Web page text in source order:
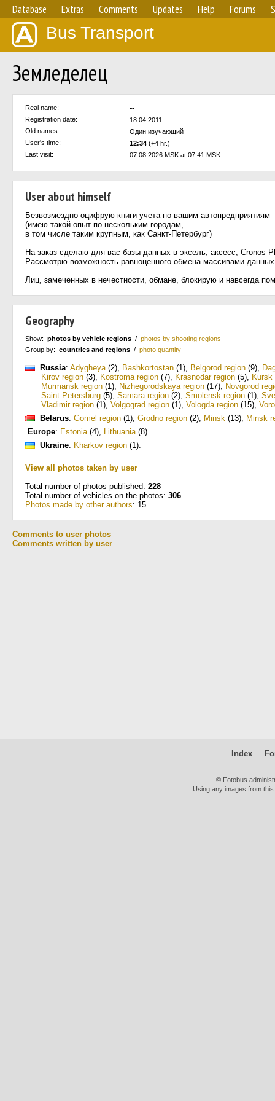
Database Extras Comments Updates Help Forums
Bus Transport
Земледелец
Real name: --
Registration date:
18.04.2011
Old names:
Один изучающий
User's time:
12:34 (+4 hr.)
Last visit:
07.08.2026 MSK at 07:41 MSK
User about himself
Безвозмездно оцифрую книги учета по вашим автопредприятиям
(имею такой опыт по нескольким городам,
в том числе таким крупным, как Санкт-Петербург)
На заказ сделаю для вас базы данных в эксель; аксесс; Cronos
Рассмотрю возможность равноценного обмена массивами
Лиц, замеченных в нечестности, обмане, блокирую и навсегда
Geography
Show: photos by vehicle regions / photos by shooting regions
Group by: countries and regions / photo quantity
Russia: Adygheya(2), Bashkortostan (1), Belgorod region (9),
Kirov region (3), Kostroma region (7), Krasnodar region (5), Kursk
Murmansk region (1), Nizhegorodskaya region (17), Novgorod
Saint Petersburg (5), Samara region (2), Smolensk region (1),
Vladimir region (1), Volgograd region (1), Vologda region (15),
Belarus: Gomel region (1), Grodno region (2), Minsk (13), Minsk
Europe: Estonia(4), Lithuania(8).
Ukraine: Kharkov region (1).
View all photos taken by user
Total number of photos published: 228
Total number of vehicles on the photos: 306
Photos made by other authors: 15
Comments to user photos
Comments written by user
Index
© Fotobus
Using any images from